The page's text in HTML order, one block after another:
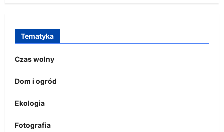
Tematyka
Czas wolny
Dom i ogród
Ekologia
Fotografia